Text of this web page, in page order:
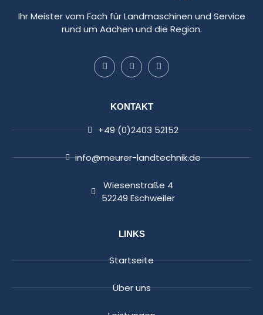
Ihr Meister vom Fach für Landmaschinen und Service
rund um Aachen und die Region.
KONTAKT
+49 (0)2403 52152
info@meurer-landtechnik.de
Wiesenstraße 4
52249 Eschweiler
LINKS
Startseite
Über uns